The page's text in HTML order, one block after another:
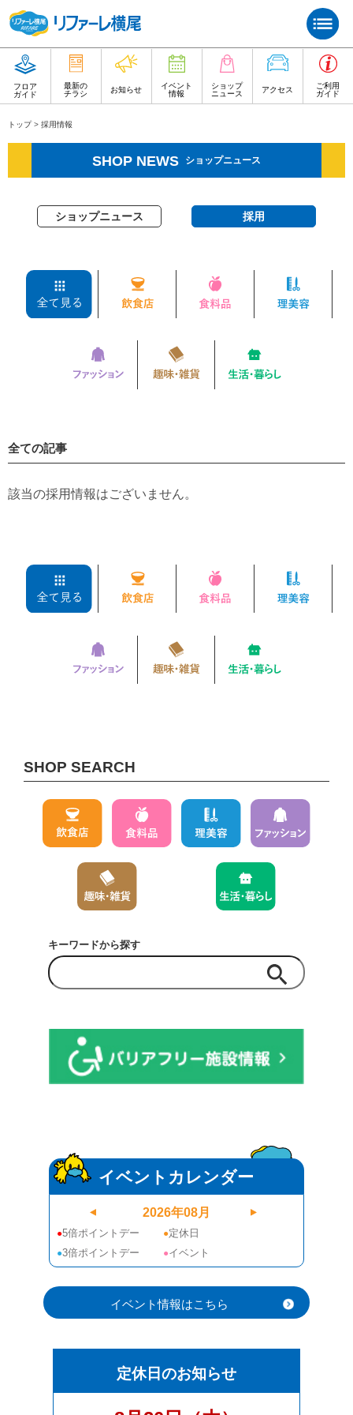
フロア
ガイド
最新の
チラシ
お知らせ
イベント
情報
ショップ
ニュース
アクセス
ご利用
ガイド
トップ> 採用情報
SHOP NEWS ショップニュース
ショップニュース 採用
全ての記事
該当の採用情報はございません。
SHOP SEARCH
キーワードから探す
イベントカレンダー
2026年08月
●5倍ポイントデー ●定休日
●3倍ポイントデー ●イベント
イベント情報はこちら
定休日のお知らせ